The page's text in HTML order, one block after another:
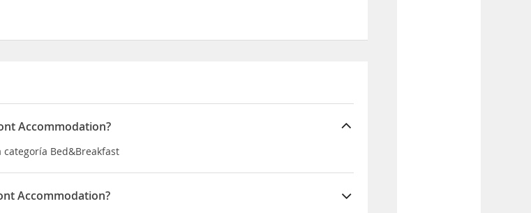
Accommodation?
Bed&Breakfast
Accommodation?